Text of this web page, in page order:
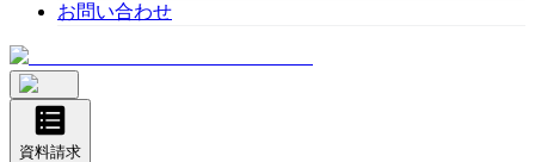
お問い合わせ
資料請求